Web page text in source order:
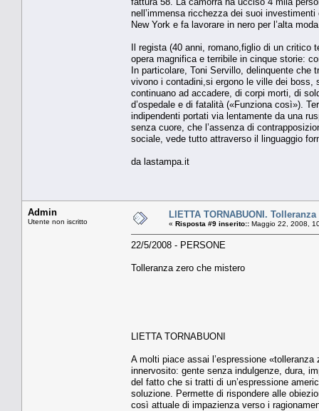
nell’immensa ricchezza dei suoi
New York e fa lavorare in nero per l’alta
Il regista (40 anni, romano,figlio di un critico
opera magnifica e terribile in cinque storie:
In particolare, Toni Servillo, delinquente che
vivono i contadini,si ergono le ville dei
continuano ad accadere, di corpi morti, di
d’ospedale e di fatalità («Funziona così»).
indipendenti portati via lentamente da una
senza cuore, che l’assenza di
sociale, vede tutto attraverso il linguaggio
da lastampa.it
Admin
Utente non iscritto
LIETTA TORNABUONI.
« Risposta #9 inserito:: Maggio 22, 2008,
22/5/2008 - PERSONE
Tolleranza zero che mistero
LIETTA TORNABUONI
A molti piace assai l’espressione
innervosito: gente senza indulgenze, dura,
del fatto che si tratti di un’espressione
soluzione. Permette di rispondere alle
così attuale di impazienza verso i